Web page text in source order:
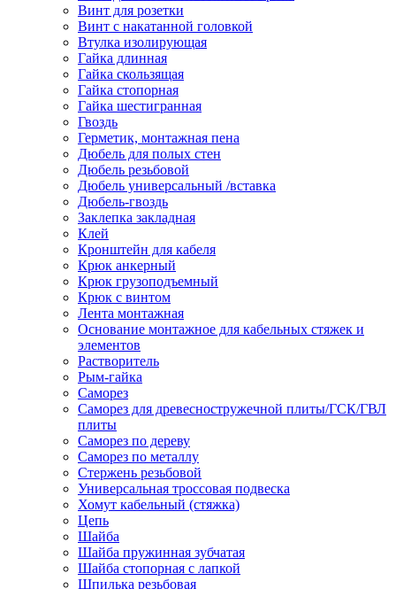
Винт для розетки
Винт с накатанной головкой
Втулка изолирующая
Гайка длинная
Гайка скользящая
Гайка стопорная
Гайка шестигранная
Гвоздь
Герметик, монтажная пена
Дюбель для полых стен
Дюбель резьбовой
Дюбель универсальный /вставка
Дюбель-гвоздь
Заклепка закладная
Клей
Кронштейн для кабеля
Крюк анкерный
Крюк грузоподъемный
Крюк с винтом
Лента монтажная
Основание монтажное для кабельных стяжек и
элементов
Растворитель
Рым-гайка
Саморез
Саморез для древесностружечной плиты/ГСК/ГВЛ
плиты
Саморез по дереву
Саморез по металлу
Стержень резьбовой
Универсальная троссовая подвеска
Хомут кабельный (стяжка)
Цепь
Шайба
Шайба пружинная зубчатая
Шайба стопорная с лапкой
Шпилька резьбовая